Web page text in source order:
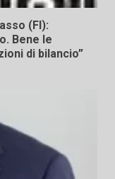
(FI):
Bene le
di bilancio”